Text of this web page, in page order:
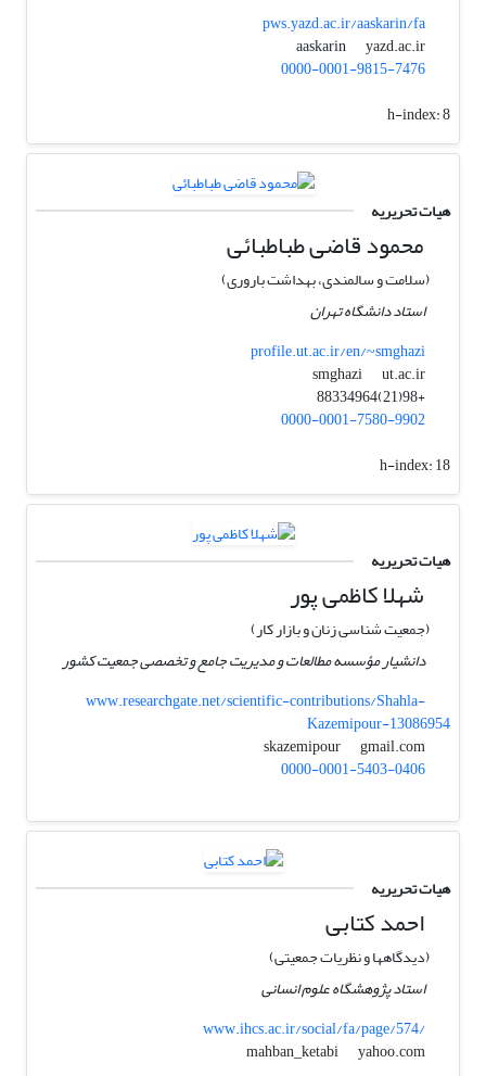
pws.yazd.ac.ir/aaskarin/fa
aaskarin
yazd.ac.ir
0000-0001-9815-7476
h-index:8
هیات تحریریه
محمود قاضی طباطبائی
(سلامت و سالمندی، بهداشت باروری)
استاد دانشگاه تهران
profile.ut.ac.ir/en/~smghazi
smghazi
ut.ac.ir
+98(21)88334964
0000-0001-7580-9902
h-index:18
هیات تحریریه
شهلا کاظمی پور
(جمعیت شناسی زنان و بازار کار)
دانشیار مؤسسه مطالعات و مدیریت جامع و تخصصی جمعیت کشور
www.researchgate.net/scientific-contributions/Shahla-
Kazemipour-13086954
skazemipour
gmail.com
0000-0001-5403-0406
هیات تحریریه
احمد کتابی
(دیدگاهها و نظریات جمعیتی)
استاد پژوهشگاه علوم انسانی
www.ihcs.ac.ir/social/fa/page/574/
mahban_ketabi
yahoo.com